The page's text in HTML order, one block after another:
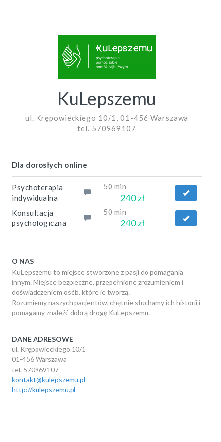
KuLepszemu
ul. Krępowieckiego 10/1, 01-456 Warszawa
tel. 570969107
Dla dorosłych online
Psychoterapia
indywidualna
50 min
240 zł
Konsultacja
psychologiczna
50 min
240 zł
O NAS
KuLepszemu to miejsce stworzone z pasji do pomagania
innym. Miejsce bezpieczne, przepełnione zrozumieniem i
doświadczeniem osób, które je tworzą.
Rozumiemy naszych pacjentów, chętnie słuchamy ich historii i
pomagamy znaleźć dobrą drogę KuLepszemu.
DANE ADRESOWE
ul. Krępowieckiego 10/1
01-456 Warszawa
tel. 570969107
kontakt@kulepszemu.pl
http://kulepszemu.pl